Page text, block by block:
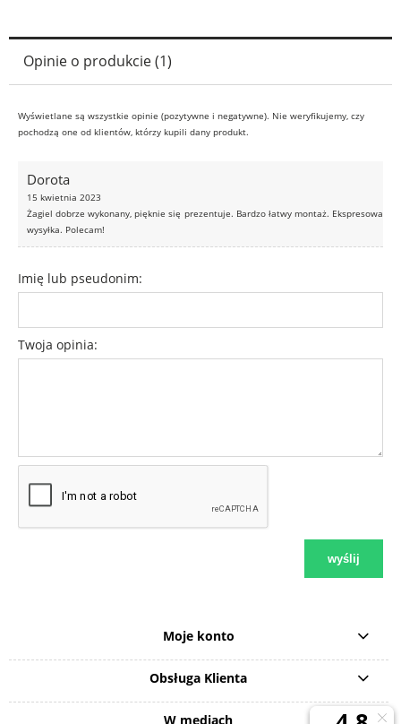
Opinie o produkcie (1)
Wyświetlane są wszystkie opinie (pozytywne i negatywne). Nie weryfikujemy, czy
pochodzą one od klientów, którzy kupili dany produkt.
Dorota
15 kwietnia 2023
Żagiel dobrze wykonany, pięknie się prezentuje. Bardzo łatwy montaż. Ekspresowa
wysyłka. Polecam!
Imię lub pseudonim:
Twoja opinia:
wyślij
Moje konto
Obsługa Klienta
W mediach